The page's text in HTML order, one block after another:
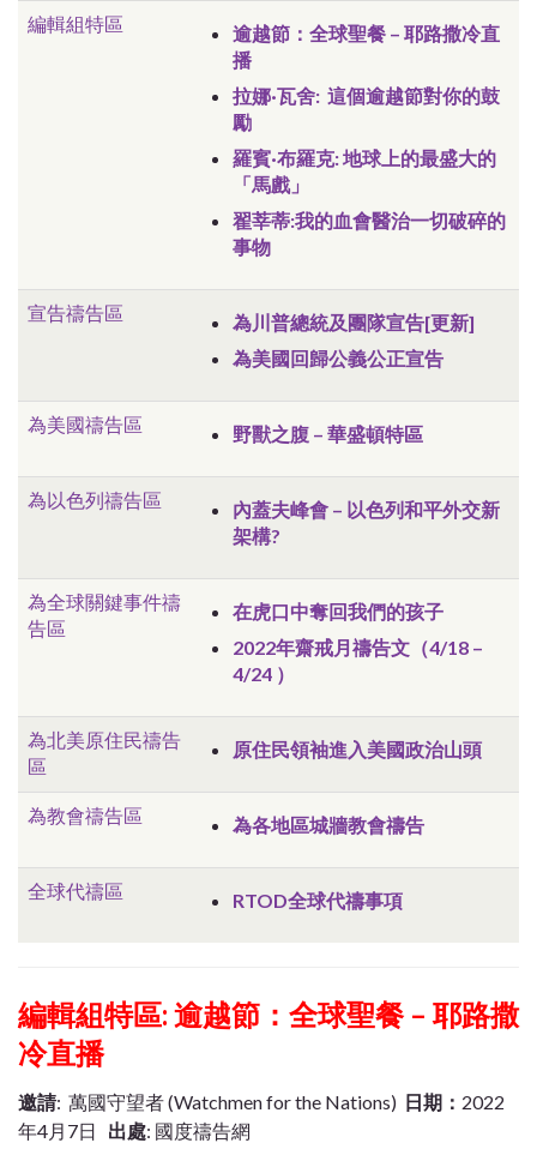
編輯組特區
逾越節：全球聖餐 – 耶路撒冷直
播
拉娜·瓦舍: 這個逾越節對你的鼓
勵
羅賓·布羅克: 地球上的最盛大的
「馬戲」
翟莘蒂:我的血會醫治一切破碎的
事物
宣告禱告區
為川普總統及團隊宣告[更新]
為美國回歸公義公正宣告
為美國禱告區 野獸之腹 – 華盛頓特區
為以色列禱告區
內蓋夫峰會 – 以色列和平外交新
架構?
為全球關鍵事件禱
告區
在虎口中奪回我們的孩子
2022年齋戒月禱告文（4/18 –
4/24 ）
為北美原住民禱告
區
原住民領袖進入美國政治山頭
為教會禱告區 為各地區城牆教會禱告
全球代禱區 RTOD全球代禱事項
編輯組特區: 逾越節：全球聖餐 – 耶路撒
冷直播
邀請: 萬國守望者 (Watchmen for the Nations) 日期： 2022
年4月7日 出處: 國度禱告網